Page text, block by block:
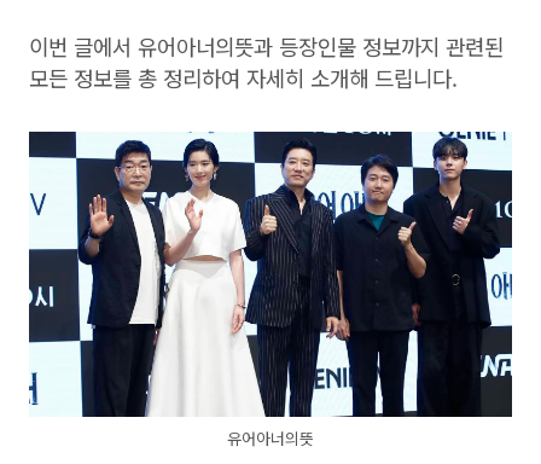
이번 글에서 유어아너의뜻과 등장인물 정보까지 관련된
모든 정보를 총 정리하여 자세히 소개해 드립니다.
유어아너의뜻